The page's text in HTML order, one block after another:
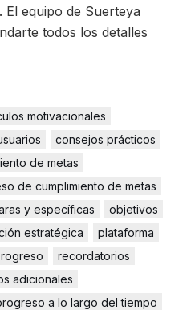
equipo de Suerteya
todos los detalles
motivacionales
consejos prácticos
de metas
de cumplimiento de metas
y específicas
objetivos
estratégica
plataforma
recordatorios
adicionales
a lo largo del tiempo